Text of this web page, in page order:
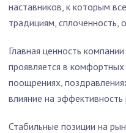
наставников, к которым
традициям, сплоченность,
Главная ценность
проявляется в
поощрениях,
влияние на
Стабильные позиции на